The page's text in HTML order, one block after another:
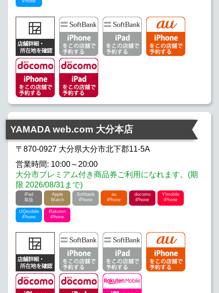
iPhone
YAMADA web.com 大分本店
〒870-0927 大分県大分市北下郡11-5A
営業時間: 10:00～20:00
大分市プレミアム付き商品券ご利用になれます。(期
限 2026/08/31まで)
iPad
取扱
Apple
Watch
Softbank
iPhone
au
iPhone
docomo
iPhone
Y!mobile
iPhone
UQmobile
iPhone
Rakuten
iPhone